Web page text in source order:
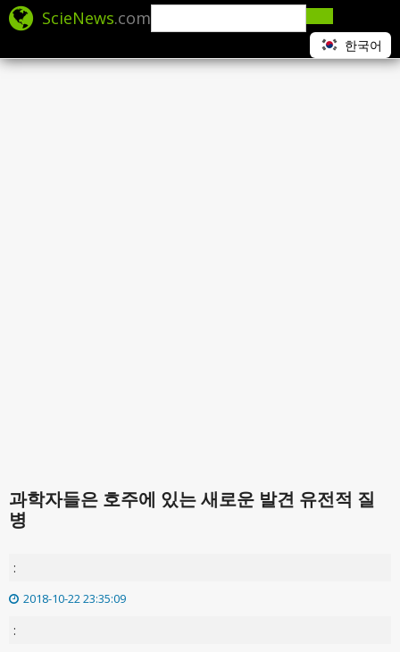
ScieNews.com
한국어
과학자들은 호주에 있는 새로운 발견 유전적 질
병
:
2018-10-22 23:35:09
: